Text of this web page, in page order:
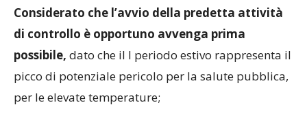
Considerato che l’avvio della predetta attività
di controllo è opportuno avvenga prima
possibile, dato che il l periodo estivo rappresenta il
picco di potenziale pericolo per la salute pubblica,
per le elevate temperature;